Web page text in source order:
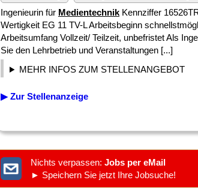
Ingenieurin für Medientechnik Kennziffer
Wertigkeit EG 11 TV-L Arbeitsbeginn
Arbeitsumfang Vollzeit/ Teilzeit, unbefristet Als
Sie den Lehrbetrieb und Veranstaltungen [...]
MEHR INFOS ZUM STELLENANGEBOT
▶ Zur Stellenanzeige
Nichts verpassen: Jobs per eMail
► Speichern Sie jetzt Ihre Jobsuche!